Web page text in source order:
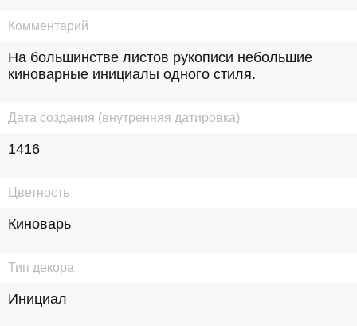
Комментарий
На большинстве листов рукописи небольшие
киноварные инициалы одного стиля.
Дата создания (внутренняя датировка)
1416
Цветность
Киноварь
Тип декора
Инициал